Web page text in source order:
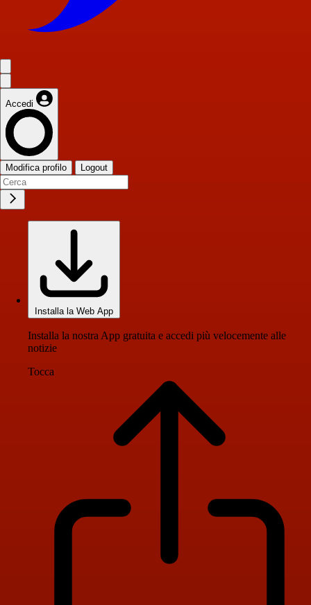
Accedi
Modifica profilo Logout
Installa la Web App
Installa la nostra App gratuita e accedi più velocemente alle
notizie
Tocca